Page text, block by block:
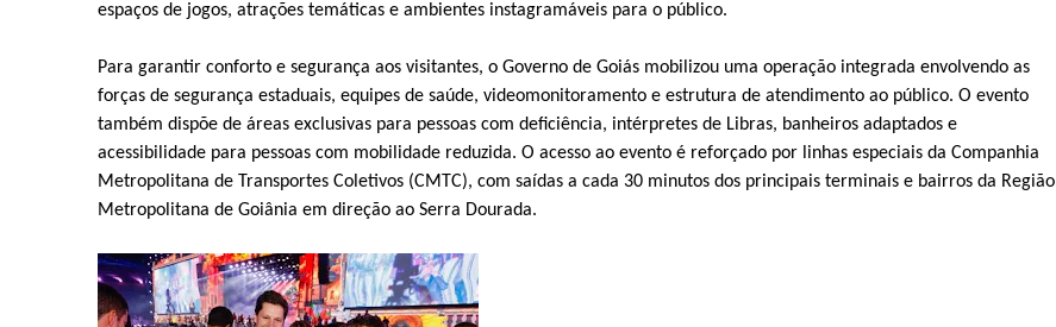
espaços de jogos, atrações temáticas e ambientes instagramáveis para o público.
Para garantir conforto e segurança aos visitantes, o Governo de Goiás mobilizou uma operação integrada envolvendo as
forças de segurança estaduais, equipes de saúde, videomonitoramento e estrutura de atendimento ao público. O evento
também dispõe de áreas exclusivas para pessoas com deficiência, intérpretes de Libras, banheiros adaptados e
acessibilidade para pessoas com mobilidade reduzida. O acesso ao evento é reforçado por linhas especiais da Companhia
Metropolitana de Transportes Coletivos (CMTC), com saídas a cada 30 minutos dos principais terminais e bairros da Região
Metropolitana de Goiânia em direção ao Serra Dourada.